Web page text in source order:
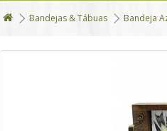
Bandejas & Tábuas Bandeja